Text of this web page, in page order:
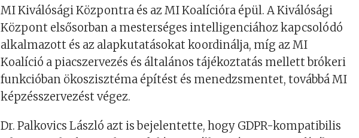
MI Kiválósági Központra és az MI Koalícióra épül. A Kiválósági
Központ elsősorban a mesterséges intelligenciához kapcsolódó
alkalmazott és az alapkutatásokat koordinálja, míg az MI
Koalíció a piacszervezés és általános tájékoztatás mellett brókeri
funkcióban ökoszisztéma építést és menedzsmentet, továbbá MI
képzésszervezést végez.
Dr. Palkovics László azt is bejelentette, hogy GDPR-kompatibilis